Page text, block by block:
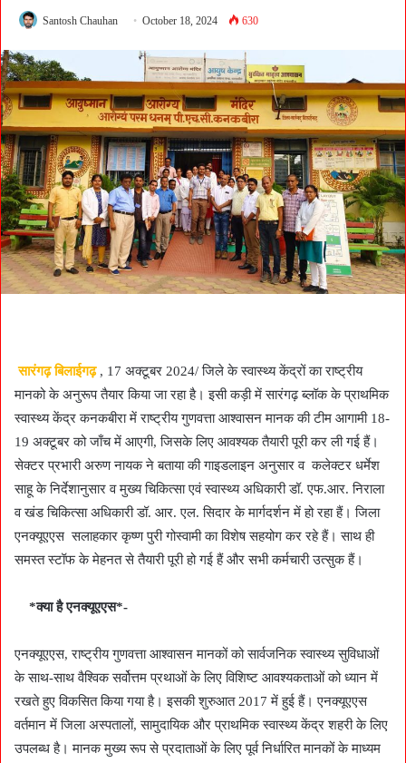
Santosh Chauhan October 18, 2024 630
सारंगढ़ बिलाईगढ़ , 17 अक्टूबर 2024/ जिले के स्वास्थ्य केंद्रों का राष्ट्रीय
मानको के अनुरूप तैयार किया जा रहा है। इसी कड़ी में सारंगढ़ ब्लॉक के प्राथमिक
स्वास्थ्य केंद्र कनकबीरा में राष्ट्रीय गुणवत्ता आश्वासन मानक की टीम आगामी 18-
19 अक्टूबर को जाँच में आएगी, जिसके लिए आवश्यक तैयारी पूरी कर ली गई हैं।
सेक्टर प्रभारी अरुण नायक ने बताया की गाइडलाइन अनुसार व कलेक्टर धर्मेश
साहू के निर्देशानुसार व मुख्य चिकित्सा एवं स्वास्थ्य अधिकारी डॉ. एफ.आर. निराला
व खंड चिकित्सा अधिकारी डॉ. आर. एल. सिदार के मार्गदर्शन में हो रहा हैं। जिला
एनक्यूएएस सलाहकार कृष्ण पुरी गोस्वामी का विशेष सहयोग कर रहे हैं। साथ ही
समस्त स्टॉफ के मेहनत से तैयारी पूरी हो गई हैं और सभी कर्मचारी उत्सुक हैं।
*क्या है एनक्यूएएस*-
एनक्यूएएस, राष्ट्रीय गुणवत्ता आश्वासन मानकों को सार्वजनिक स्वास्थ्य सुविधाओं
के साथ-साथ वैश्विक सर्वोत्तम प्रथाओं के लिए विशिष्ट आवश्यकताओं को ध्यान में
रखते हुए विकसित किया गया है। इसकी शुरुआत 2017 में हुई हैं। एनक्यूएएस
वर्तमान में जिला अस्पतालों, सामुदायिक और प्राथमिक स्वास्थ्य केंद्र शहरी के लिए
उपलब्ध है। मानक मुख्य रूप से प्रदाताओं के लिए पूर्व निर्धारित मानकों के माध्यम